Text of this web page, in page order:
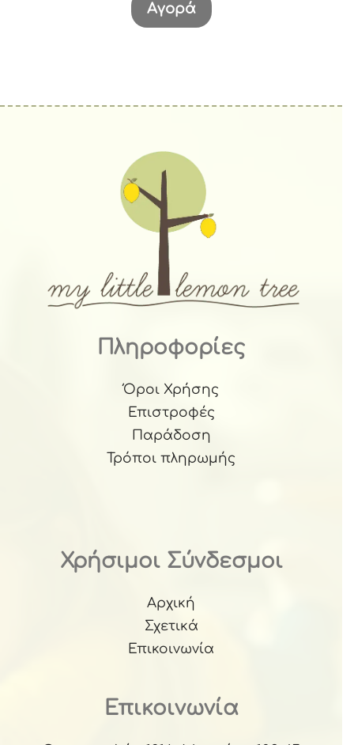
Αγορά
Πληροφορίες
Όροι Χρήσης
Επιστροφές
Παράδοση
Τρόποι πληρωμής
Χρήσιμοι Σύνδεσμοι
Αρχική
Σχετικά
Επικοινωνία
Επικοινωνία